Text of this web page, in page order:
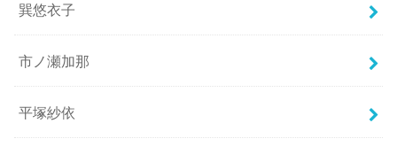
巽悠衣子
市ノ瀬加那
平塚紗依